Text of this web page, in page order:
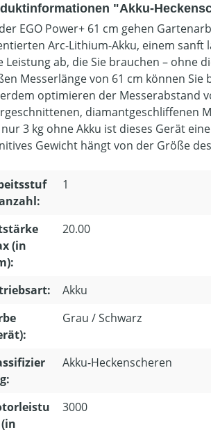
"Akku-
EGO Power+ 61 cm gehen
Arc-Lithium-Akku, einem
Leistung ab, die Sie brauchen – ohne
Messerlänge von 61 cm können
optimieren der Messerabstand
diamantgeschliffenen
3 kg ohne Akku ist dieses Gerät
Gewicht hängt von der Größe
1
(in
20.00
Akku
Grau / Schwarz
Akku-Heckenscheren
3000